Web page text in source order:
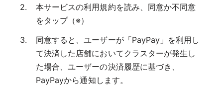
本サービスの利用規約を読み、同意か不同意
をタップ（※）
同意すると、ユーザーが「PayPay」を利用し
て決済した店舗においてクラスターが発生し
た場合、ユーザーの決済履歴に基づき、
PayPayから通知します。